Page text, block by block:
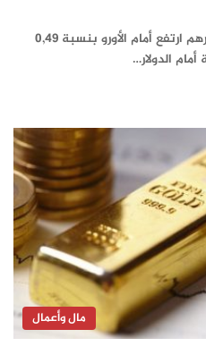
أفاد بنك المغرب بأن سعر صرف الدرهم ارتفع أمام الأورو بنسبة 0,49
مال وأعمال